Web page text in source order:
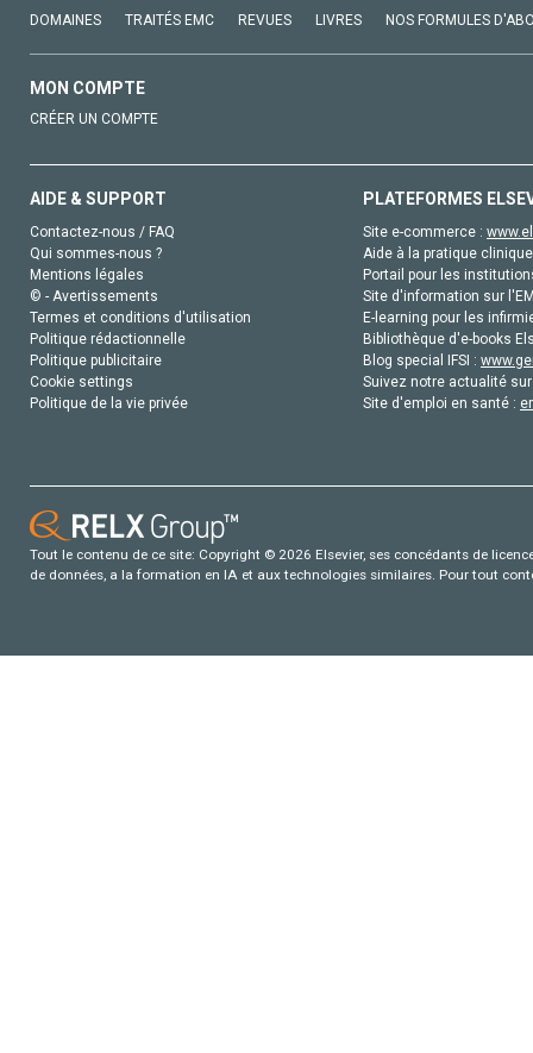
DOMAINES TRAITÉS EMC REVUES LIVRES NOS FORMULES
MON COMPTE
CRÉER UN COMPTE
AIDE & SUPPORT
Contactez-nous / FAQ
Qui sommes-nous ?
Mentions légales
© - Avertissements
Termes et conditions d'utilisation
Politique rédactionnelle
Politique publicitaire
Cookie settings
Politique de la vie privée
PLATEFORMES
Site e-commerce :
Aide à la pratique
Portail pour les
Site d'information sur
E-learning pour les
Bibliothèque d'e-books
Blog special IFSI :
Suivez notre actualité
Site d'emploi en santé :
Tout le contenu de ce site: Copyright © 2026 Elsevier, ses concédants de
de données, a la formation en IA et aux technologies similaires. Pour tout